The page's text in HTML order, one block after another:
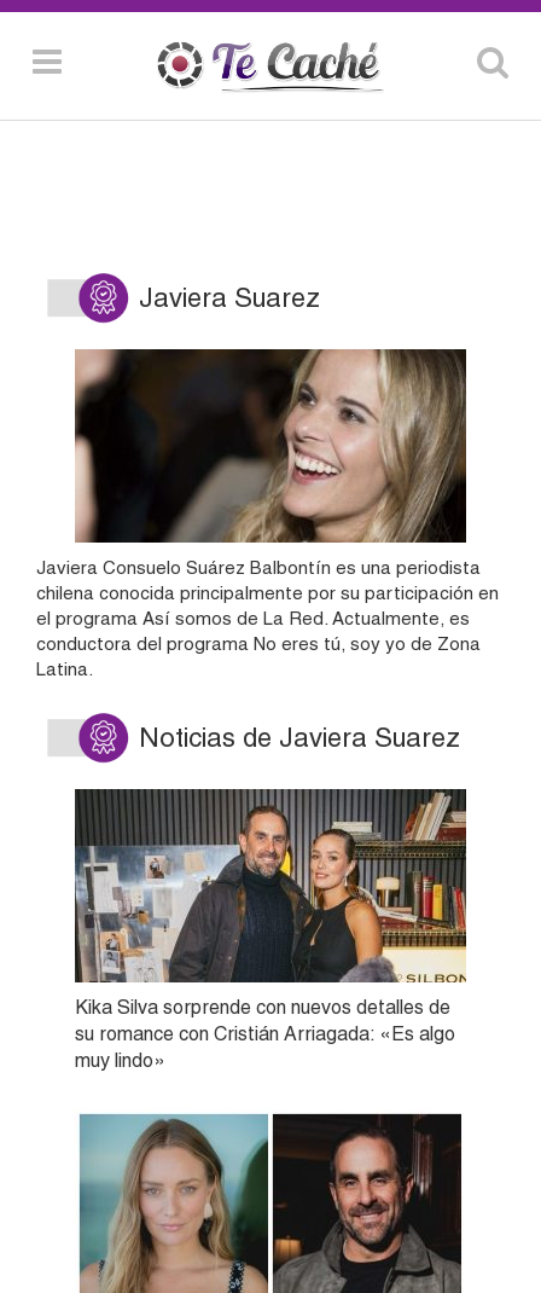
Javiera Suarez
Javiera Consuelo Suárez Balbontín es una periodista
chilena conocida principalmente por su participación en
el programa Así somos de La Red. Actualmente, es
conductora del programa No eres tú, soy yo de Zona
Latina.
Noticias de Javiera Suarez
Kika Silva sorprende con nuevos detalles de
su romance con Cristián Arriagada: «Es algo
muy lindo»